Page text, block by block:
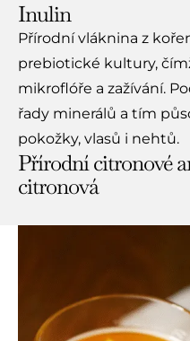
Inulin
Přírodní vláknina z
prebiotické kultury,
mikroflóře a zažívání.
řady minerálů a tím
pokožky, vlasů i nehtů.
Přírodní citronové
citronová